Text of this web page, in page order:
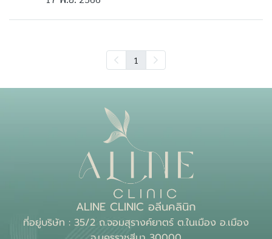
1
ALINE CLINIC อลีนคลินิก
ที่อยู่บริษัท : 35/2 ถ.จอมสุรางค์ยาตร์ ต.ในเมือง อ.เมือง